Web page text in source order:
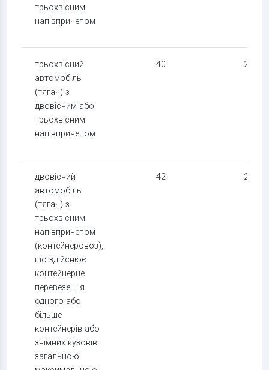
трьохвісним
напівпричепом
трьохвісний
автомобіль
(тягач) з
двовісним або
трьохвісним
напівпричепом
40 24
двовісний
автомобіль
(тягач) з
трьохвісним
напівпричепом
(контейнеровоз),
що здійснює
контейнерне
перевезення
одного або
більше
контейнерів або
знімних кузовів
загальною
42 24